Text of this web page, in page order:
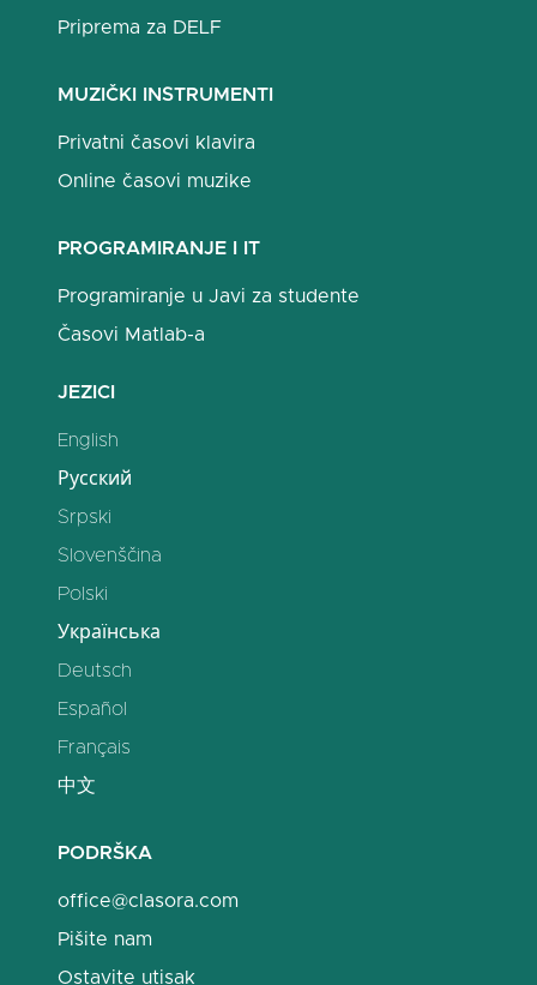
Priprema za DELF
MUZIČKI INSTRUMENTI
Privatni časovi klavira
Online časovi muzike
PROGRAMIRANJE I IT
Programiranje u Javi za studente
Časovi Matlab-a
JEZICI
English
Русский
Srpski
Slovenščina
Polski
Українська
Deutsch
Español
Français
中文
PODRŠKA
office@clasora.com
Pišite nam
Ostavite utisak